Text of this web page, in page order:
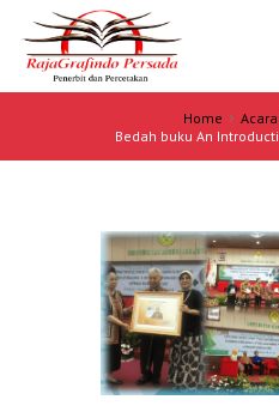
Home
Bedah buku An